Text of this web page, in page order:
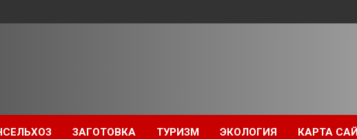
ЗАГОТОВКА ТУРИЗМ ЭКОЛОГИЯ КАРТА